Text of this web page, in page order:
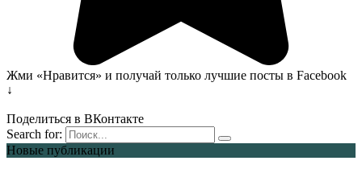
Жми «Нравится» и получай только лучшие посты в Facebook
↓
Поделиться в ВКонтакте
Search for:
Новые публикации